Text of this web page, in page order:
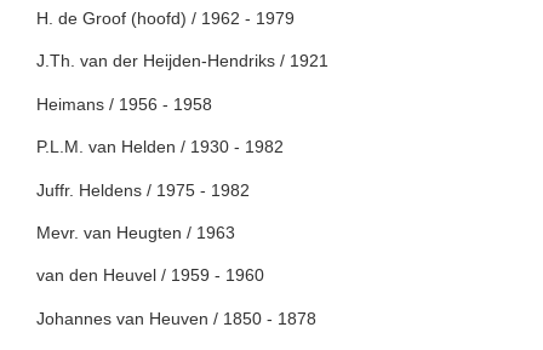
H. de Groof (hoofd) / 1962 - 1979
J.Th. van der Heijden-Hendriks / 1921
Heimans / 1956 - 1958
P.L.M. van Helden / 1930 - 1982
Juffr. Heldens / 1975 - 1982
Mevr. van Heugten / 1963
van den Heuvel / 1959 - 1960
Johannes van Heuven / 1850 - 1878